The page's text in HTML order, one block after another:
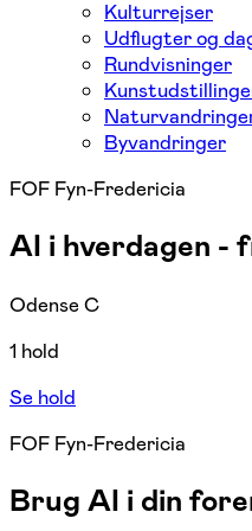
Kulturrejser
Udflugter og
Rundvisninger
Byvandringer
FOF Fyn-Fredericia
AI i hverdagen -
Odense C
1 hold
Se hold
FOF Fyn-Fredericia
Brug AI i din